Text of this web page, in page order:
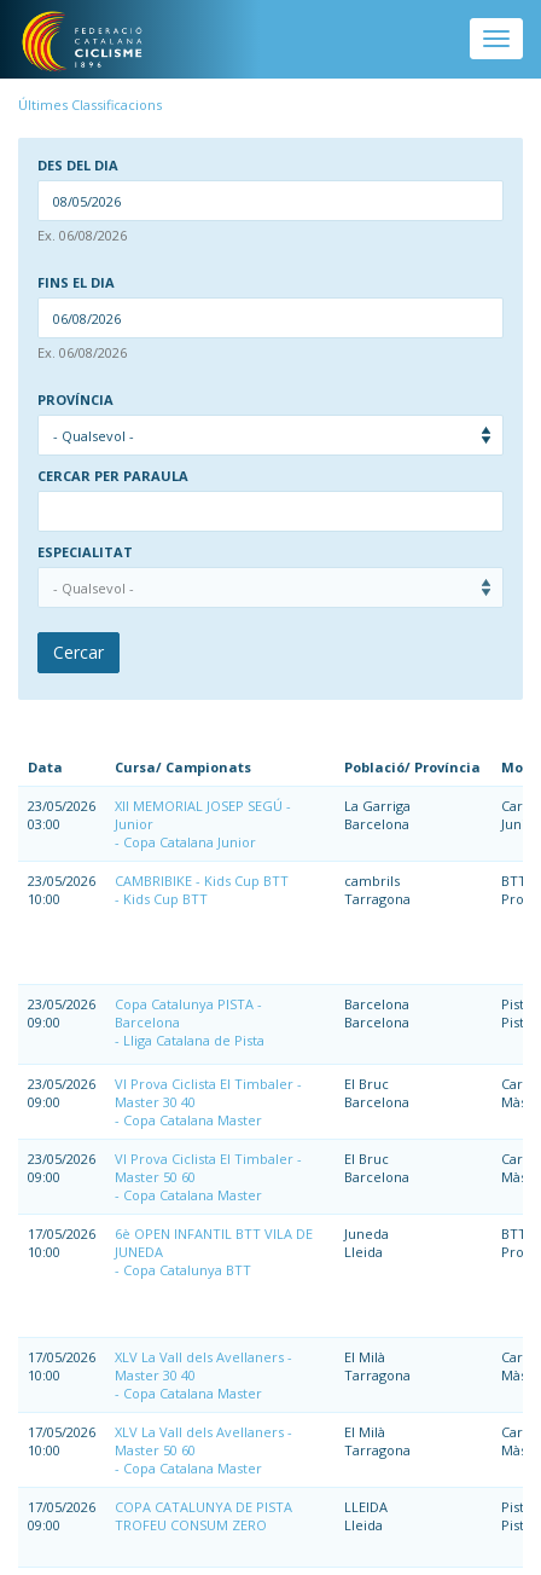
Vés al contingut
Toggle
Últimes Classificacions
DES DEL DIA
Ex. 06/08/2026
FINS EL DIA
Ex. 06/08/2026
PROVÍNCIA
CERCAR PER PARAULA
ESPECIALITAT
Cercar
Data Cursa/ Campionats Població/ Província
23/05/2026
03:00
XII MEMORIAL JOSEP SEGÚ -
Junior
Copa Catalana Junior
La Garriga
Barcelona
Junior
23/05/2026
10:00
CAMBRIBIKE - Kids Cup BTT
Kids Cup BTT
cambrils
Tarragona
BTT
23/05/2026
09:00
Copa Catalunya PISTA -
Barcelona
Lliga Catalana de Pista
Barcelona
Barcelona
Pista
23/05/2026
09:00
VI Prova Ciclista El Timbaler -
Master 30 40
Copa Catalana Master
El Bruc
Barcelona
23/05/2026
09:00
VI Prova Ciclista El Timbaler -
Master 50 60
Copa Catalana Master
El Bruc
Barcelona
17/05/2026
10:00
6è OPEN INFANTIL BTT VILA DE
JUNEDA
Copa Catalunya BTT
Juneda
Lleida
BTT
17/05/2026
10:00
XLV La Vall dels Avellaners -
Master 30 40
Copa Catalana Master
El Milà
Tarragona
17/05/2026
10:00
XLV La Vall dels Avellaners -
Master 50 60
Copa Catalana Master
El Milà
Tarragona
17/05/2026
09:00
COPA CATALUNYA DE PISTA
TROFEU CONSUM ZERO
LLEIDA
Lleida
Pista